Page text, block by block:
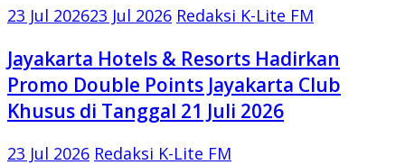
23 Jul 202623 Jul 2026 Redaksi K-Lite FM
Jayakarta Hotels & Resorts Hadirkan
Promo Double Points Jayakarta Club
Khusus di Tanggal 21 Juli 2026
23 Jul 2026 Redaksi K-Lite FM